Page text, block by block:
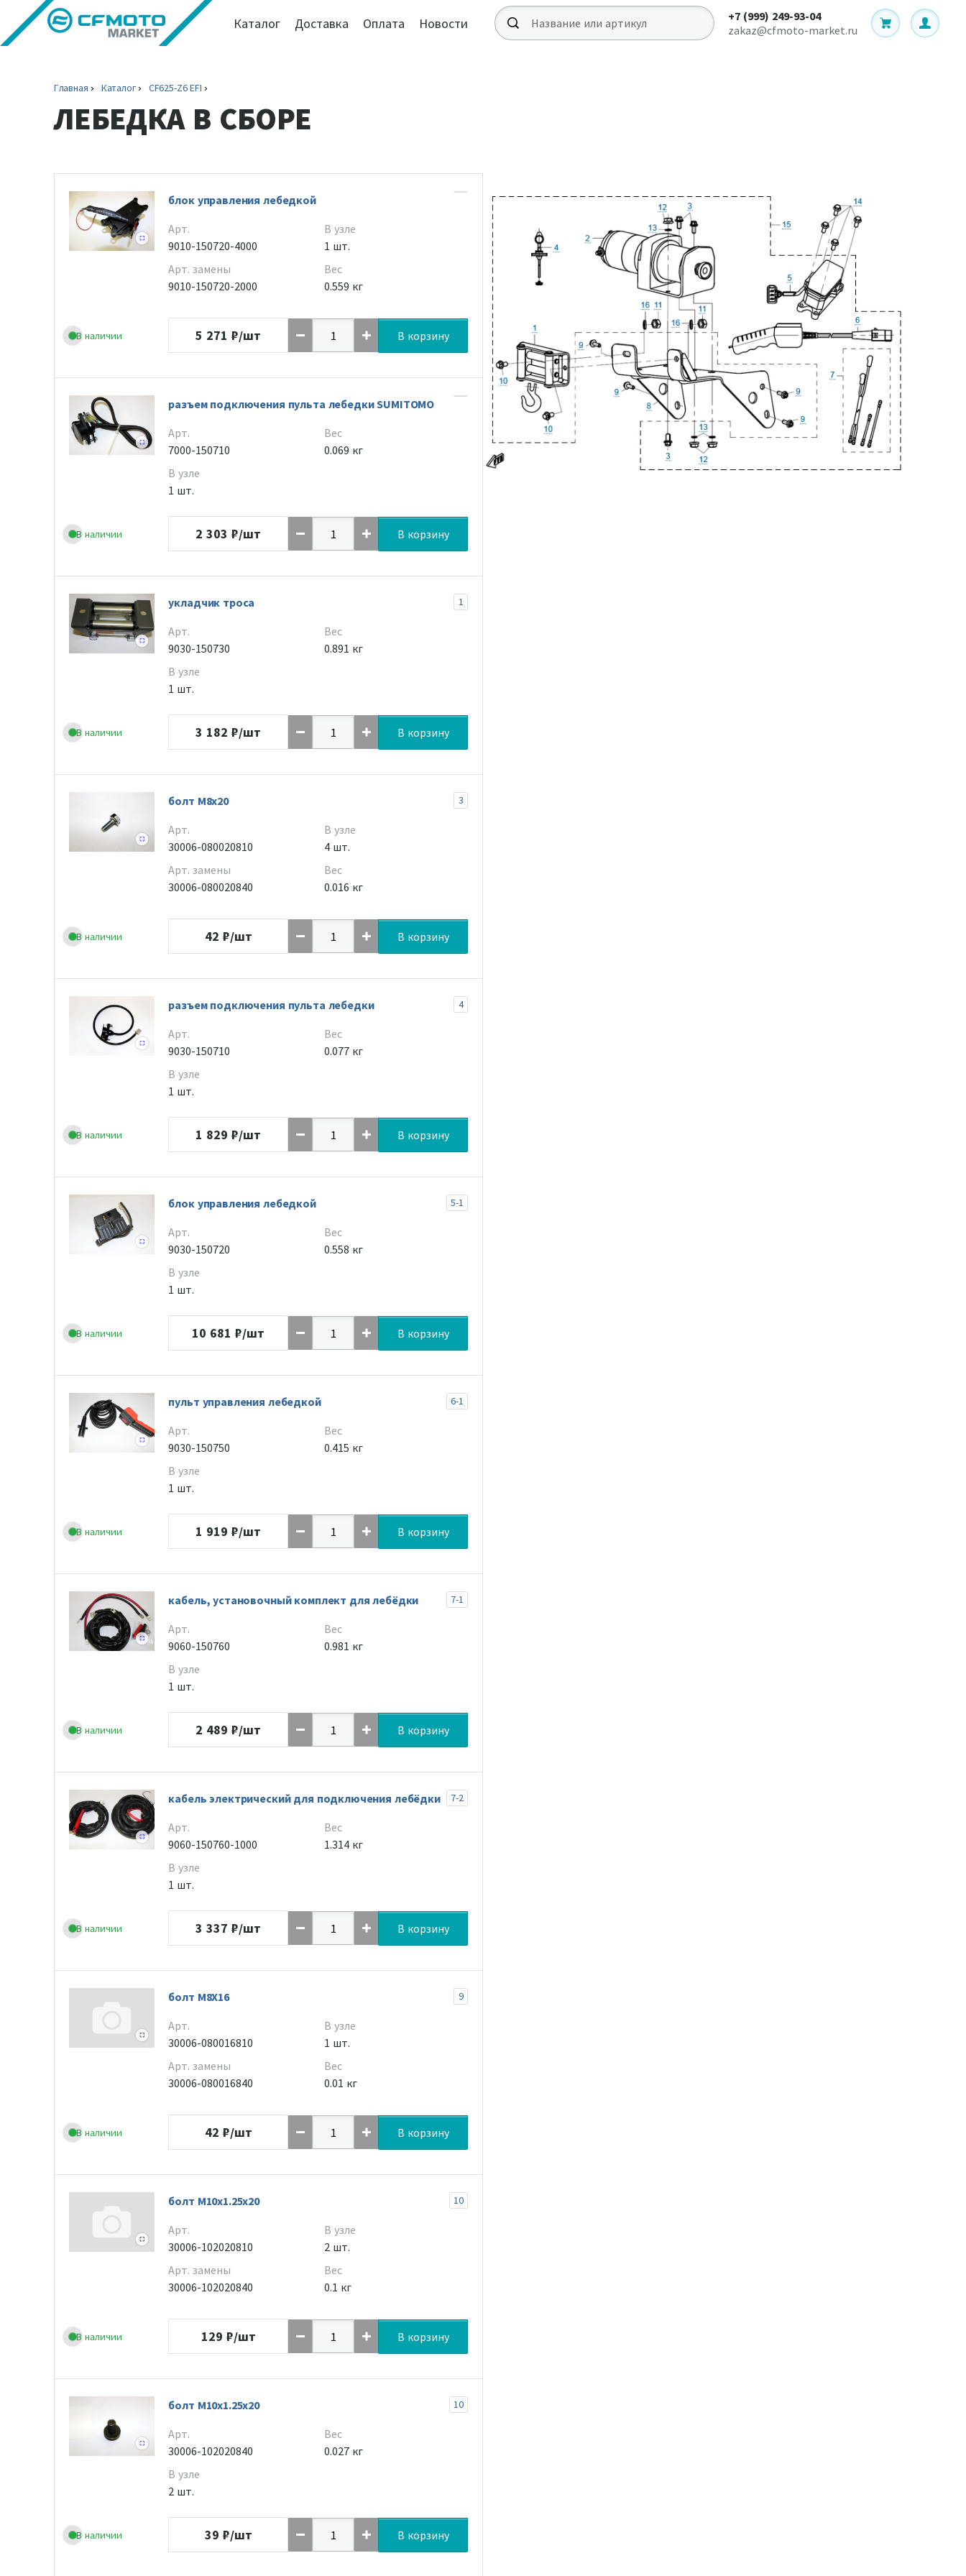
Каталог Доставка Оплата Новости
+7 (999) 249-93-04
zakaz@cfmoto-market.ru
Главная Каталог CF625-Z6 EFI
ЛЕБЕДКА В СБОРЕ
В наличии
блок управления лебедкой
Арт.
9010-150720-4000
Арт. замены
9010-150720-2000
В узле
1 шт.
Вес
0.559 кг
5 271 ₽/шт В корзину
В наличии
разъем подключения пульта лебедки SUMITOMO
Арт.
7000-150710
В узле
1 шт.
Вес
0.069 кг
2 303 ₽/шт В корзину
В наличии
укладчик троса 1
Арт.
9030-150730
В узле
1 шт.
Вес
0.891 кг
3 182 ₽/шт В корзину
В наличии
болт M8x20 3
Арт.
30006-080020810
Арт. замены
30006-080020840
В узле
4 шт.
Вес
0.016 кг
42 ₽/шт В корзину
В наличии
разъем подключения пульта лебедки 4
Арт.
9030-150710
В узле
1 шт.
Вес
0.077 кг
1 829 ₽/шт В корзину
В наличии
блок управления лебедкой 5-1
Арт.
9030-150720
В узле
1 шт.
Вес
0.558 кг
10 681 ₽/шт В корзину
В наличии
пульт управления лебедкой 6-1
Арт.
9030-150750
В узле
1 шт.
Вес
0.415 кг
1 919 ₽/шт В корзину
В наличии
кабель, установочный комплект для лебёдки 7-1
Арт.
9060-150760
В узле
1 шт.
Вес
0.981 кг
2 489 ₽/шт В корзину
В наличии
кабель электрический для подключения лебёдки 7-2
Арт.
9060-150760-1000
В узле
1 шт.
Вес
1.314 кг
3 337 ₽/шт В корзину
В наличии
болт M8X16 9
Арт.
30006-080016810
Арт. замены
30006-080016840
В узле
1 шт.
Вес
0.01 кг
42 ₽/шт В корзину
В наличии
болт M10x1.25x20 10
Арт.
30006-102020810
Арт. замены
30006-102020840
В узле
2 шт.
Вес
0.1 кг
129 ₽/шт В корзину
В наличии
болт M10x1.25x20 10
Арт.
30006-102020840
В узле
2 шт.
Вес
0.027 кг
39 ₽/шт В корзину